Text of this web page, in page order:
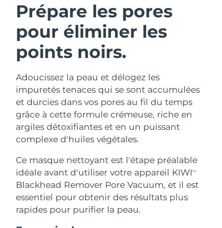
Prépare les pores
pour éliminer les
points noirs.
Adoucissez la peau et délogez les
impuretés tenaces qui se sont accumulées
et durcies dans vos pores au fil du temps
grâce à cette formule crémeuse, riche en
argiles détoxifiantes et en un puissant
complexe d'huiles végétales.
Ce masque nettoyant est l'étape préalable
idéale avant d'utiliser votre appareil KIWITM
Blackhead Remover Pore Vacuum, et il est
essentiel pour obtenir des résultats plus
rapides pour purifier la peau.